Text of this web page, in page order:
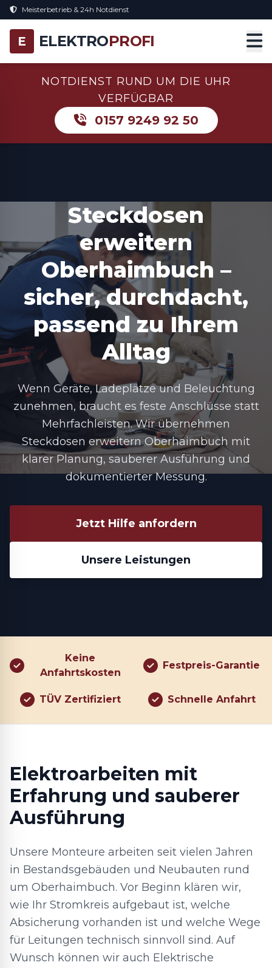
Meisterbetrieb & 24h Notdienst
E ELEKTROPROFI
NOTDIENST RUND UM DIE UHR
VERFÜGBAR
0157 9249 92 50
Steckdosen
erweitern
Oberhaimbuch –
sicher, durchdacht,
passend zu Ihrem
Alltag
Wenn Geräte, Ladeplätze und Beleuchtung
zunehmen, braucht es feste Anschlüsse statt
Mehrfachleisten. Wir übernehmen
Steckdosen erweitern Oberhaimbuch mit
klarer Planung, sauberer Ausführung und
dokumentierter Messung.
Jetzt Hilfe anfordern
Unsere Leistungen
Keine
Anfahrtskosten
Festpreis-Garantie
TÜV Zertifiziert Schnelle Anfahrt
Elektroarbeiten mit
Erfahrung und sauberer
Ausführung
Unsere Monteure arbeiten seit vielen Jahren
in Bestandsgebäuden und Neubauten rund
um Oberhaimbuch. Vor Beginn klären wir,
wie Ihr Stromkreis aufgebaut ist, welche
Absicherung vorhanden ist und welche Wege
für Leitungen technisch sinnvoll sind. Auf
Wunsch können wir auch Elektrische